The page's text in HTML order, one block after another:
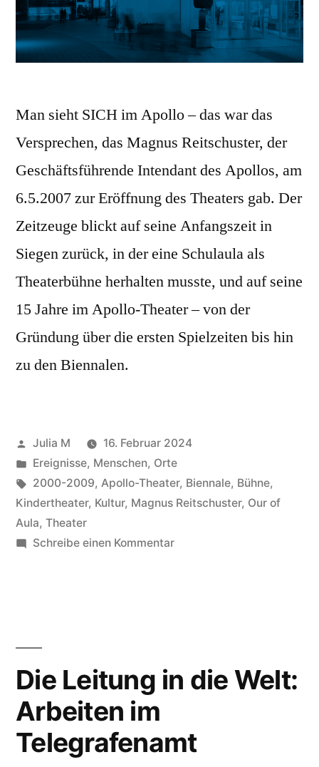
Man sieht SICH im Apollo – das war das
Versprechen, das Magnus Reitschuster, der
Geschäftsführende Intendant des Apollos, am
6.5.2007 zur Eröffnung des Theaters gab. Der
Zeitzeuge blickt auf seine Anfangszeit in
Siegen zurück, in der eine Schulaula als
Theaterbühne herhalten musste, und auf seine
15 Jahre im Apollo-Theater – von der
Gründung über die ersten Spielzeiten bis hin
zu den Biennalen.
Julia M
16. Februar 2024
Ereignisse, Menschen, Orte
2000-2009, Apollo-Theater, Biennale, Bühne,
Kindertheater, Kultur, Magnus Reitschuster, Our of
Aula, Theater
Schreibe einen Kommentar
Die Leitung in die Welt:
Arbeiten im
Telegrafenamt